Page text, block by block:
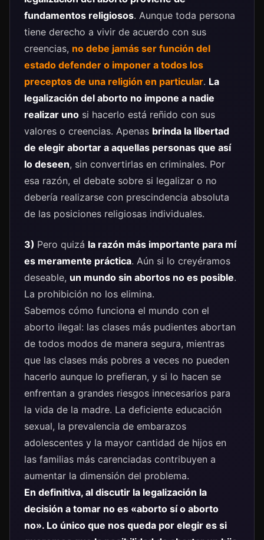
fundamentos religiosos. Aunque toda persona
tiene derecho a vivir de acuerdo con sus
creencias, no debe jamás ser función del
estado defender o imponer a todos los
preceptos de una religión en particular. La
legalización del aborto no impone a nadie
realizar uno si hacerlo está reñido con sus
valores o creencias. Apenas brinda la libertad
de elegir abortar a aquellas personas que así
lo deseen, sin convertirlas en criminales. Por
esa razón, el debate sobre si legalizar o no
debería realizarse con prescindencia absoluta
de las posiciones religiosas individuales.
3) Pero quizá la razón más importante para mí
es meramente práctica. Aún si lo creyéramos
deseable, un mundo sin abortos no es posible.
La prohibición no los elimina.
Sabemos cómo funciona el mundo con el
aborto ilegal: las clases más pudientes abortan
de todos modos de manera segura, mientras
que las clases más pobres a veces no pueden
hacerlo aunque lo prefieran, y si lo hacen se
enfrentan a grandes riesgos innecesarios para
la vida de la madre. La deficiente educación
sexual, la prevalencia de embarazos
adolescentes y la mayor cantidad de hijos en
las familias más carenciadas contribuyen a
aumentar la dimensión del problema.
En definitiva, al discutir la legalización la
decisión a tomar no es «aborto sí o aborto
no». Lo único que nos queda por elegir es si